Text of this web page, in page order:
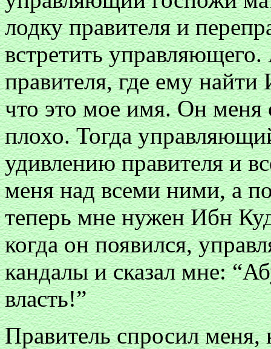
лодку правителя и
встретить
правителя, где ему
что это мое имя. Он меня
плохо. Тогда
удивлению правителя и
меня над всеми ними, а
теперь мне нужен Ибн
когда он появился,
кандалы и сказал мне:
власть!”
Правитель спросил меня,